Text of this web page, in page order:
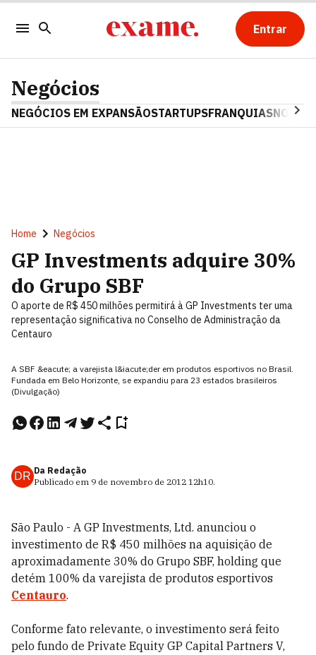
Entrar
Negócios
NEGÓCIOS EM EXPANSÃOSTARTUPSFRANQUIAS
Home Negócios
GP Investments adquire 30%
do Grupo SBF
O aporte de R$ 450 milhões permitirá à GP Investments ter uma
representação significativa no Conselho de Administração da
Centauro
A SBF &eacute; a varejista l&iacute;der em produtos esportivos no Brasil.
Fundada em Belo Horizonte, se expandiu para 23 estados brasileiros
(Divulgação)
DR Da Redação
Publicado em 9 de novembro de 2012 12h10.
São Paulo - A GP Investments, Ltd. anunciou o
investimento de R$ 450 milhões na aquisição de
aproximadamente 30% do Grupo SBF, holding que
detém 100% da varejista de produtos esportivos
Centauro.
Conforme fato relevante, o investimento será feito
pelo fundo de Private Equity GP Capital Partners V,